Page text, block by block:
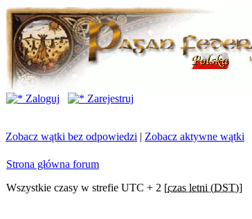
Zaloguj
Zarejestruj
Zobacz wątki bez odpowiedzi | Zobacz aktywne wątki
Strona główna forum
Wszystkie czasy w strefie UTC + 2 [czas letni (DST)]